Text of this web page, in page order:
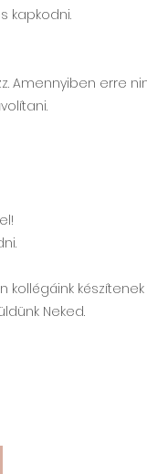
kapkodni.
Amennyiben erre
kollégáink készítenek
Neked.